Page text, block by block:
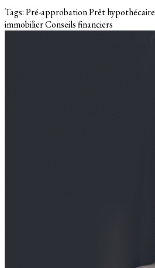
Tags:Pré-approbationPrêt hypothécaire
immobilierConseils financiers